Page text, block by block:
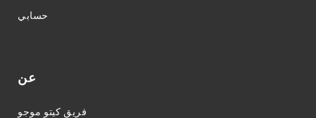
حسابي
عن
فريق كيتو موجو